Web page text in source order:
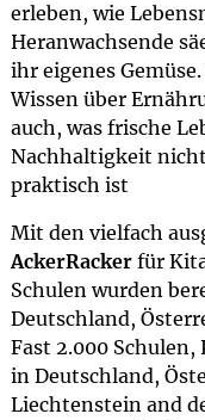
erleben, wie
Heranwachsende
ihr eigenes
Wissen über
auch, was frische
Nachhaltigkeit
praktisch ist
Mit den vielfach
AckerRackerfür
Schulen wurden
Deutschland,
Fast 2.000
in Deutschland,
Liechtenstein and